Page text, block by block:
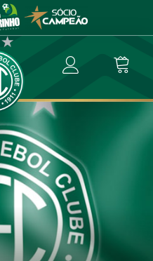
de
x
compra de ingressos – Guarani x